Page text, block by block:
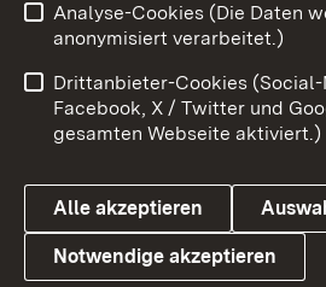
Link zum Landesportal
Benutzungshinweise
Datenschutz
Analyse-Cookies (Die Daten
anonymisiert verarbeitet.)
Drittanbieter-Cookies
Facebook, X / Twitter und
gesamten Webseite aktiviert.)
Alle akzeptieren
Notwendige akzeptieren